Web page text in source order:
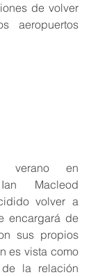
de volver
aeropuertos
verano en
Macleod
volver a
encargará de
sus propios
es vista como
de la relación